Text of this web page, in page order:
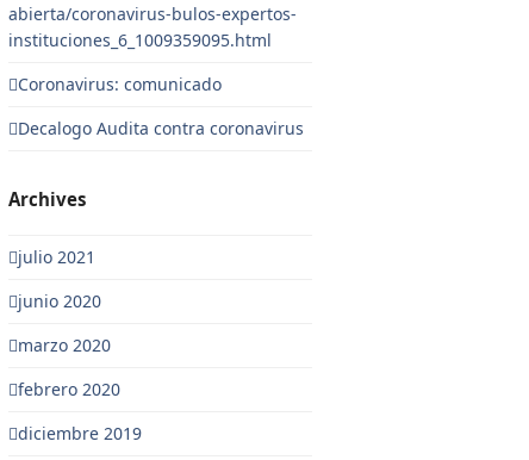
abierta/coronavirus-bulos-expertos-
instituciones_6_1009359095.html
Coronavirus: comunicado
Decalogo Audita contra coronavirus
Archives
julio 2021
junio 2020
marzo 2020
febrero 2020
diciembre 2019